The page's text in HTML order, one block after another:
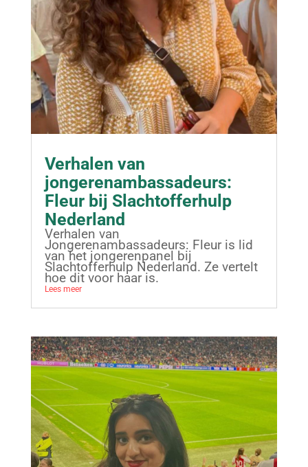
Verhalen van
jongerenambassadeurs:
Fleur bij Slachtofferhulp
Nederland
Verhalen van
Jongerenambassadeurs: Fleur is lid
van het jongerenpanel bij
Slachtofferhulp Nederland. Ze vertelt
hoe dit voor haar is.
Lees meer